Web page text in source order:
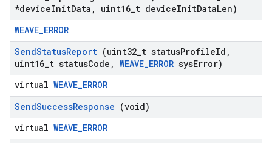
*deviceInitData , uint16 t deviceInitDataLen)
WEAVE_ERROR
SendStatusReport (uint32 t statusProfileId ,
uint16 t statusCode , WEAVE_ERROR sysError)
virtual WEAVE_ERROR
SendSuccessResponse (void)
virtual WEAVE_ERROR